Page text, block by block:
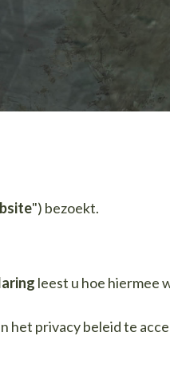
") bezoekt.
leest u hoe hiermee
het privacy beleid te